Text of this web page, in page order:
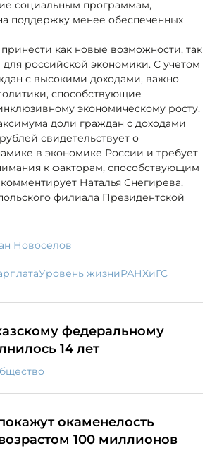
социальным программам,
поддержку менее обеспеченных
как новые возможности, так
российской экономики. С учетом
с высокими доходами, важно
способствующие
экономическому росту.
доли граждан с доходами
свидетельствует о
в экономике России и требует
к факторам, способствующим
комментирует Наталья Снегирева,
филиала Президентской
Новоселов
уровень жизни РАНХиГС
федеральному
14 лет
окаменелость
100 миллионов